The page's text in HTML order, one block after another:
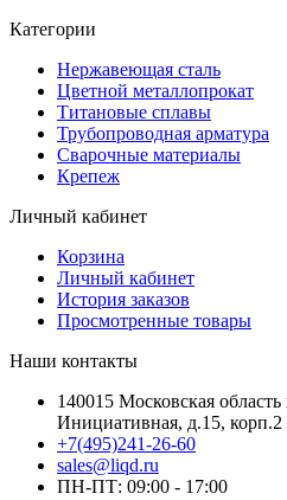
Категории
Нержавеющая сталь
Цветной металлопрокат
Титановые сплавы
Трубопроводная арматура
Сварочные материалы
Крепеж
Личный кабинет
Корзина
Личный кабинет
История заказов
Просмотренные товары
Наши контакты
140015 Московская
Инициативная, д.15, корп.2
+7(495)241-26-60
sales@liqd.ru
ПН-ПТ: 09:00 - 17:00